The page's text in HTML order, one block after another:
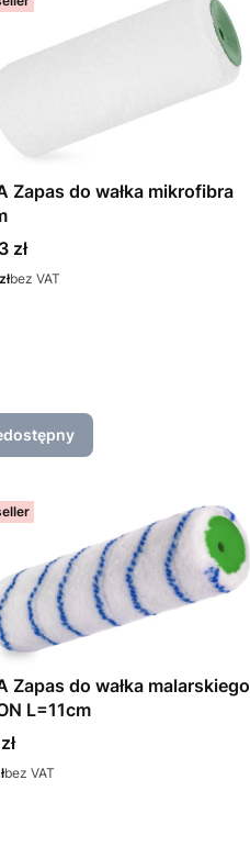
Zapas do wałka mikrofibra
zł
bez VAT
Zapas do wałka malarskiego
L=11cm
bez VAT